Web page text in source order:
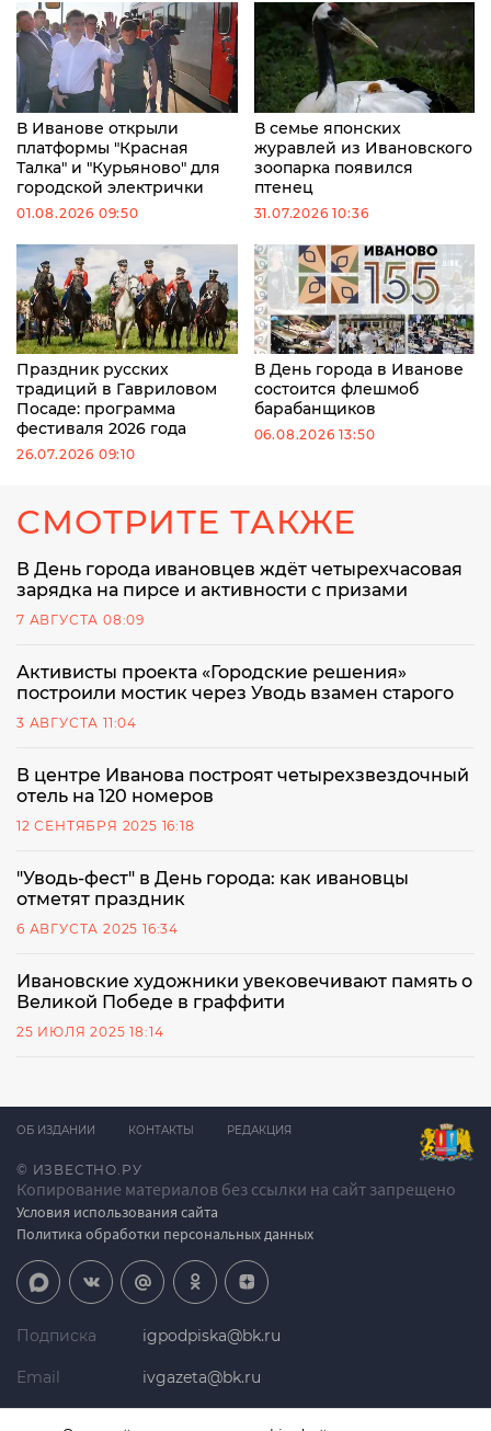
В Иванове открыли
платформы "Красная
Талка" и "Курьяново" для
городской электрички
01.08.2026 09:50
В семье японских
журавлей из Ивановского
зоопарка появился
птенец
31.07.2026 10:36
Праздник русских
традиций в Гавриловом
Посаде: программа
фестиваля 2026 года
26.07.2026 09:10
В День города в Иванове
состоится флешмоб
барабанщиков
06.08.2026 13:50
СМОТРИТЕ ТАКЖЕ
В День города ивановцев ждёт четырехчасовая
зарядка на пирсе и активности с призами
7 АВГУСТА 08:09
Активисты проекта «Городские решения»
построили мостик через Уводь взамен старого
3 АВГУСТА 11:04
В центре Иванова построят четырехзвездочный
отель на 120 номеров
12 СЕНТЯБРЯ 2025 16:18
"Уводь-фест" в День города: как ивановцы
отметят праздник
6 АВГУСТА 2025 16:34
Ивановские художники увековечивают память о
Великой Победе в граффити
25 ИЮЛЯ 2025 18:14
© ИЗВЕСТНО.РУ
Копирование материалов без ссылки на сайт запрещено
Условия использования сайта
Политика обработки персональных данных
ОБ ИЗДАНИИ КОНТАКТЫ РЕДАКЦИЯ
Подписка igpodpiska@bk.ru
Email ivgazeta@bk.ru